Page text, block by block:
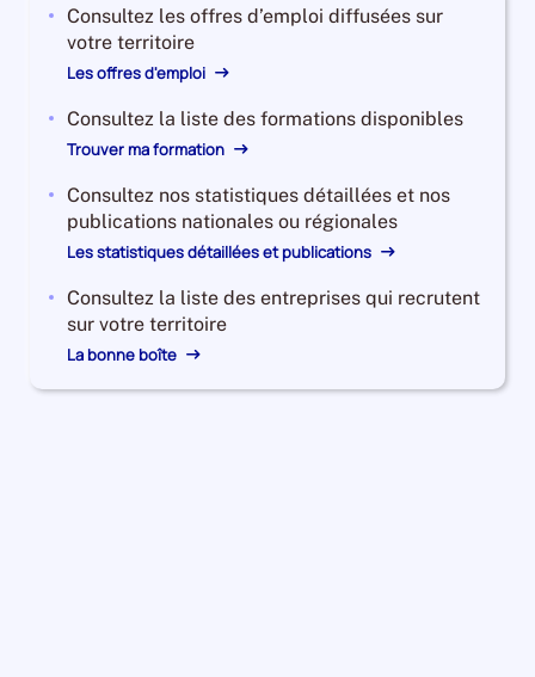
Consultez les offres d’emploi diffusées sur
votre territoire
Les offres d'emploi
Consultez la liste des formations disponibles
Trouver ma formation
Consultez nos statistiques détaillées et nos
publications nationales ou régionales
Les statistiques détaillées et publications
Consultez la liste des entreprises qui recrutent
sur votre territoire
La bonne boîte